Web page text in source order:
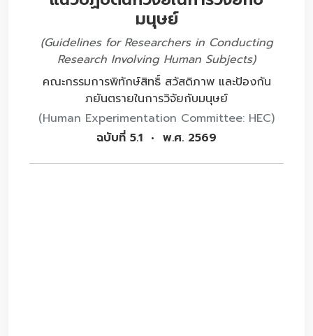
มนุษย์
(Guidelines for Researchers in Conducting
Research Involving Human Subjects)
คณะกรรมการพิทักษ์สิทธิ์ สวัสดิภาพ และป้องกัน
ภยันตรายในการวิจัยกับมนุษย์
(Human Experimentation Committee: HEC)
ฉบับที่ 5.1 • พ.ศ. 2569